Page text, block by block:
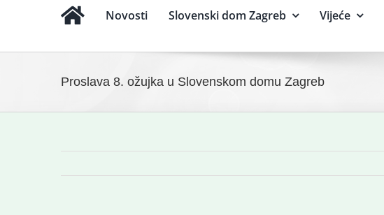
Novosti Slovenski dom Zagreb Vijeće
Proslava 8. ožujka u Slovenskom domu Zagreb